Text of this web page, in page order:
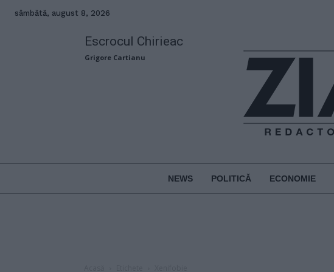
sâmbătă, august 8, 2026
Escrocul Chirieac
Grigore Cartianu
NEWS POLITICĂ ECONOMIE